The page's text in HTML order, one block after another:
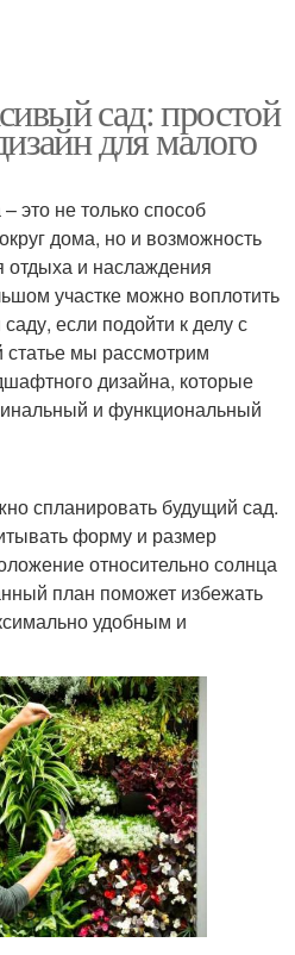
сад: простой
для малого
это не только способ
дома, но и возможность
отдыха и наслаждения
участке можно воплотить
если подойти к делу с
мы рассмотрим
дизайна, которые
и функциональный
спланировать будущий сад.
форму и размер
относительно солнца
план поможет избежать
удобным и